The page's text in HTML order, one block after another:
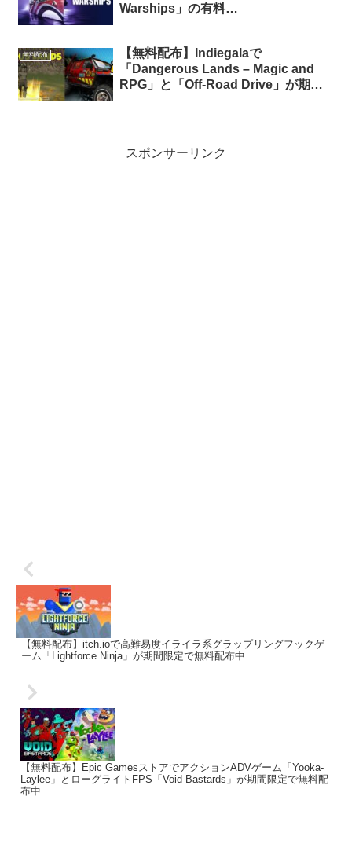
Warships」の有料
無料配布
【無料配布】Indiegalaで
「Dangerous Lands – Magic and
RPG」と「Off-Road Drive」が期間
スポンサーリンク
【無料配布】itch.ioで高難易度イライラ系グラップリングフックゲ
ーム「Lightforce Ninja」が期間限定で無料配布中
【無料配布】Epic GamesストアでアクションADVゲーム「Yooka-
Laylee」とローグライトFPS「Void Bastards」が期間限定で無料配
布中